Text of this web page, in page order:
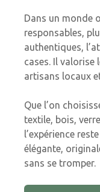
Dans un monde
responsables,
authentiques,
cases. Il valorise
artisans locaux
Que l’on
textile, bois,
l’expérience
élégante,
sans se tromper.